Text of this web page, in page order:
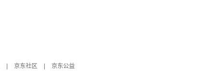
京东社区
京东公益